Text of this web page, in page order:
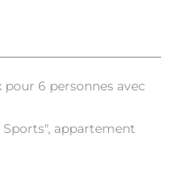
pour 6 personnes avec
Sports", appartement